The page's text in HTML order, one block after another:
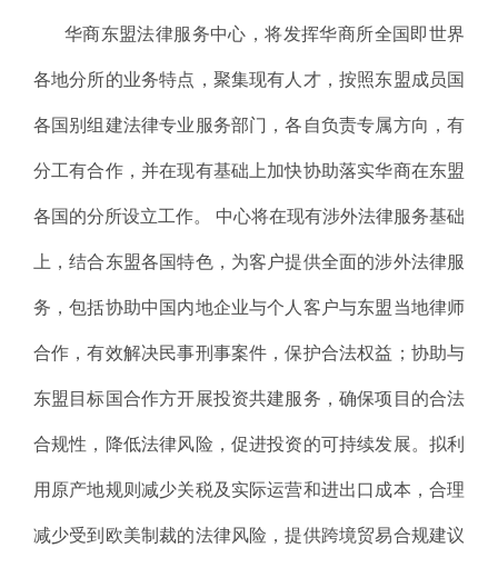
华商东盟法律服务中心，将发挥华商所全国即世界
各地分所的业务特点，聚集现有人才，按照东盟成员国
各国别组建法律专业服务部门，各自负责专属方向，有
分工有合作，并在现有基础上加快协助落实华商在东盟
各国的分所设立工作。 中心将在现有涉外法律服务基础
上，结合东盟各国特色，为客户提供全面的涉外法律服
务，包括协助中国内地企业与个人客户与东盟 当地律师
合作，有效解决民事刑事案件，保护合法权益 ； 协助与
东盟目标国合作方开展投资共建服务，确保项目的合法
合规性，降低法律风险，促进投资的可持续发展。拟利
用原产地规则减少关税及实际运营和进出口成本，合理
减少受到欧美制裁的法律风险，提供跨境贸易合规建议